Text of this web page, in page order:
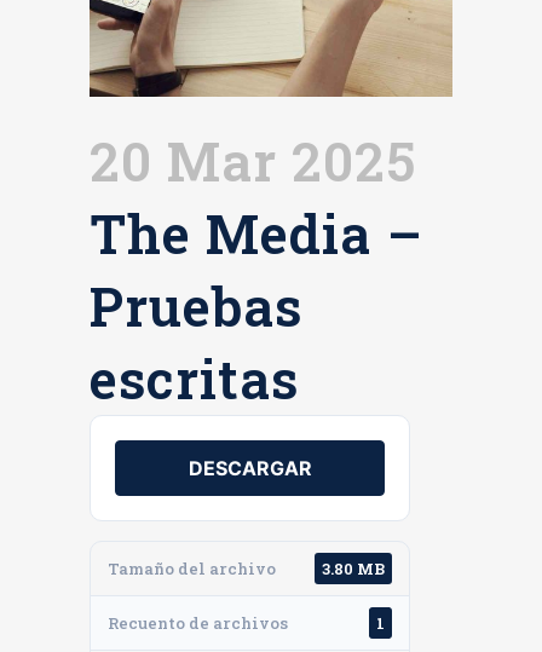
20 Mar 2025
The Media –
Pruebas
escritas
DESCARGAR
Tamaño del archivo 3.80 MB
Recuento de archivos 1